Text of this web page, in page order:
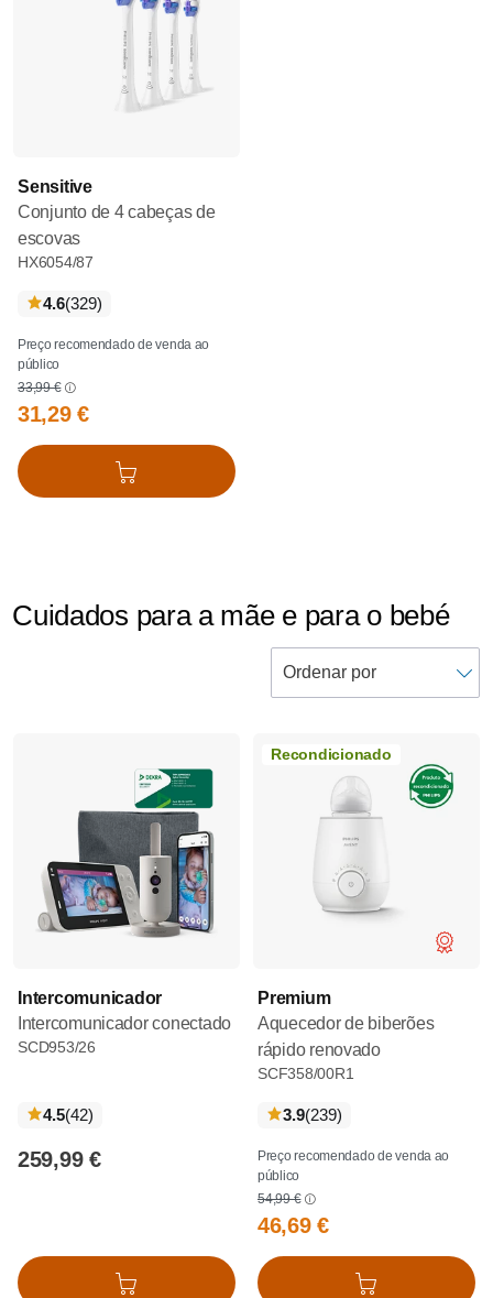
Sensitive
Conjunto de 4 cabeças de
escovas
HX6054/87
4.6(329críticas
)
Preço recomendado de venda ao
público
33,99 €
31,29 €
Adicionar ao cesto
Cuidados para a mãe e para o bebé
Intercomunicador
Intercomunicador conectado
SCD953/26
4.5(42críticas
)
259,99 €
Recondicionado
Premium
Aquecedor de biberões
rápido renovado
SCF358/00R1
3.9(239críticas
)
Preço recomendado de venda ao
público
54,99 €
46,69 €